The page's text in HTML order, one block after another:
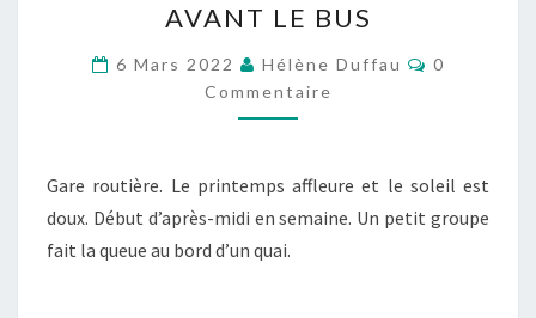
LE
BUS
AVANT LE BUS
6 Mars 2022 Hélène Duffau
0
Commentaire
Gare routière. Le printemps affleure et le soleil est
doux. Début d’après-midi en semaine. Un petit groupe
fait la queue au bord d’un quai.